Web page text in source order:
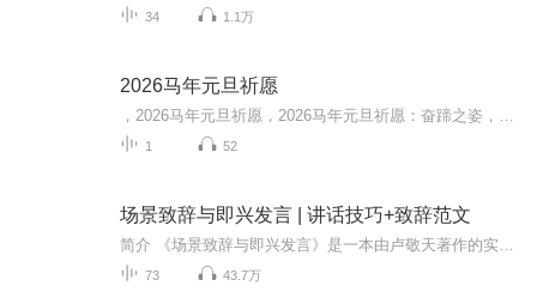
34 1.1万
2026马年元旦祈愿
1 52
场景致辞与即兴发言 | 讲话技巧+致辞范文
73 43.7万